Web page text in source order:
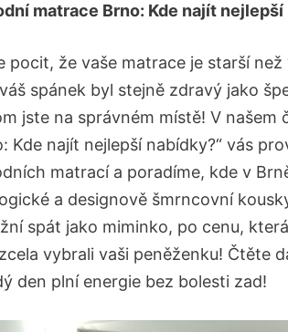
matrace Brno: Kde najít
pocit, že vaše matrace je starší
spánek byl stejně zdravý jako
jste na správném místě! V našem
Kde najít nejlepší nabídky?“ vás
matrací a poradíme, kde v
a designově šmrncovní
spát jako miminko, po cenu,
vybrali vaši peněženku! Čtěte
den plní energie bez bolesti zad!